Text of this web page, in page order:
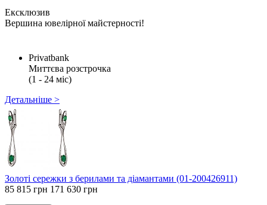
Ексклюзив
Вершина ювелірної майстерності!
Privatbank
Миттєва розстрочка
(1 - 24 міс)
Детальніше >
Золоті сережки з берилами та діамантами (01-200426911)
85 815 грн 171 630 грн